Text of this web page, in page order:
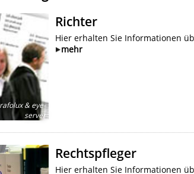
& eye-
server
Richter
Hier erhalten Sie Informationen
mehr
Rechtspfleger
Hier erhalten Sie Informationen